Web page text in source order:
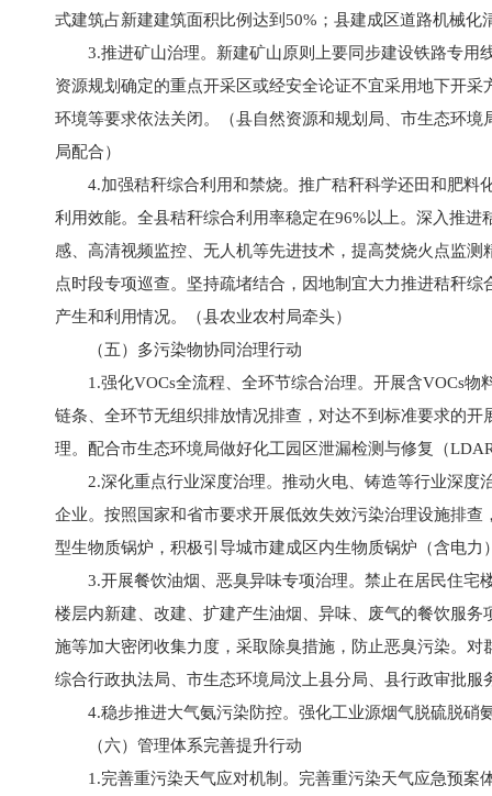
式建筑占新建建筑面积比例达到50%；县建成区道路机械
3.推进矿山治理。新建矿山原则上要同步建设铁路专用
资源规划确定的重点开采区或经安全论证不宜采用地下开
环境等要求依法关闭。（县自然资源和规划局、市生态环
局配合）
4.加强秸秆综合利用和禁烧。推广秸秆科学还田和肥
利用效能。全县秸秆综合利用率稳定在96%以上。深入推
感、高清视频监控、无人机等先进技术，提高焚烧火点监
点时段专项巡查。坚持疏堵结合，因地制宜大力推进秸秆
产生和利用情况。（县农业农村局牵头）
（五）多污染物协同治理行动
1.强化VOCs全流程、全环节综合治理。开展含VOCs
链条、全环节无组织排放情况排查，对达不到标准要求的
理。配合市生态环境局做好化工园区泄漏检测与修复（
2.深化重点行业深度治理。推动火电、铸造等行业深
企业。按照国家和省市要求开展低效失效污染治理设施排
型生物质锅炉，积极引导城市建成区内生物质锅炉（含电
3.开展餐饮油烟、恶臭异味专项治理。禁止在居民住
楼层内新建、改建、扩建产生油烟、异味、废气的餐饮服
施等加大密闭收集力度，采取除臭措施，防止恶臭污染。
综合行政执法局、市生态环境局汶上县分局、县行政审批服
4.稳步推进大气氨污染防控。强化工业源烟气脱硫脱硝
（六）管理体系完善提升行动
1.完善重污染天气应对机制。完善重污染天气应急预